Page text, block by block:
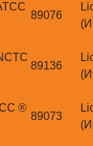
89076
89136
®
89073